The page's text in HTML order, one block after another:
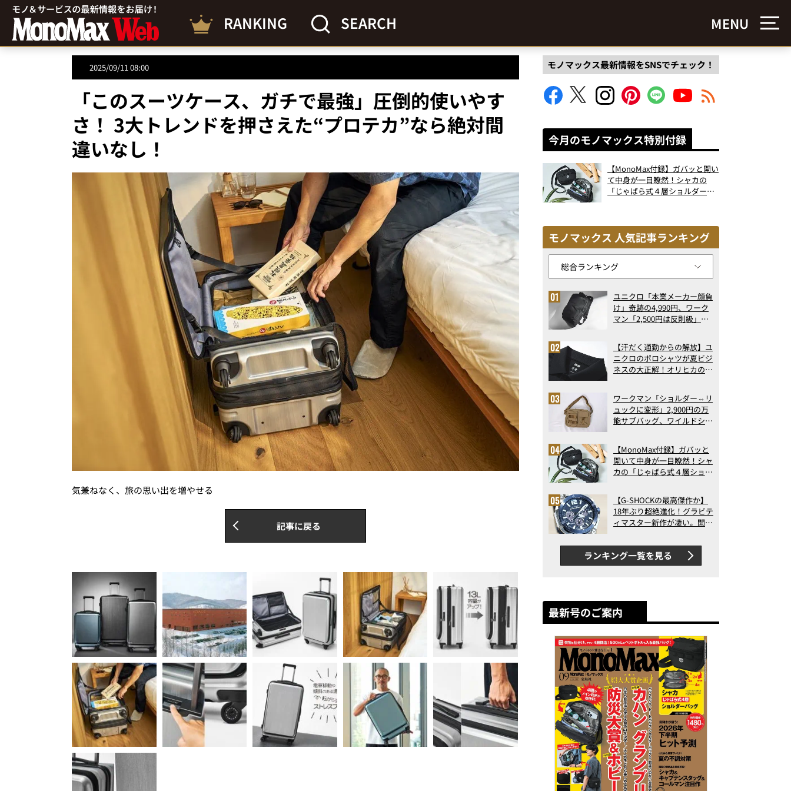
RANKING SEARCH MENU
2025/09/11 08:00
「このスーツケース、ガチで最強」圧倒的使いやす
さ！ 3大トレンドを押さえた“プロテカ”なら絶対間
違いなし！
気兼ねなく、旅の思い出を増やせる
記事に戻る
モノマックス最新情報をSNSでチェック！
今月のモノマックス特別付録
【MonoMax付録】ガバッと開い
て中身が一目瞭然！シャカの
「じゃばら式４層ショルダーバ
モノマックス 人気記事ランキング
ユニクロ「本業メーカー顔負
け」奇跡の4,990円、ワーク
マン「2,500円は反則級」凄
ト3】（2026年6月版）
【汗だく通勤からの解放】ユ
ニクロのポロシャツが夏ビジ
ネスの大正解！オリヒカの透
アの実力
ワークマン「ショルダー⇔リ
ュックに変形」2,900円の万
能サブバッグ、ワイルドシン
記事ランキングベスト3】
（2026年6月版）
【MonoMax付録】ガバッと
開いて中身が一目瞭然！シャ
カの「じゃばら式４層ショル
った！
【G-SHOCKの最高傑作か】
18年ぶり超絶進化！グラビテ
ィマスター新作が凄い。開発
新ムーブメントの衝撃
ランキング一覧を見る
最新号のご案内